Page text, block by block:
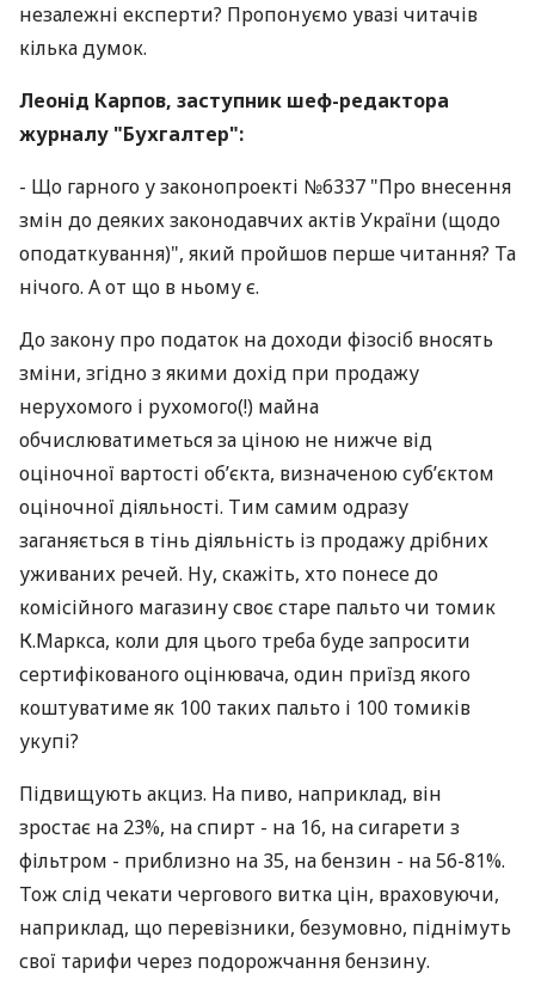
незалежні експерти? Пропонуємо увазі читачів
кілька думок.
Леонід Карпов, заступник шеф-редактора
журналу "Бухгалтер":
- Що гарного у законопроекті №6337 "Про внесення
змін до деяких законодавчих актів України (щодо
оподаткування)", який пройшов перше читання? Та
нічого. А от що в ньому є.
До закону про податок на доходи фізосіб вносять
зміни, згідно з якими дохід при продажу
нерухомого і рухомого(!) майна
обчислюватиметься за ціною не нижче від
оціночної вартості об’єкта, визначеною суб’єктом
оціночної діяльності. Тим самим одразу
заганяється в тінь діяльність із продажу дрібних
уживаних речей. Ну, скажіть, хто понесе до
комісійного магазину своє старе пальто чи томик
К.Маркса, коли для цього треба буде запросити
сертифікованого оцінювача, один приїзд якого
коштуватиме як 100 таких пальто і 100 томиків
укупі?
Підвищують акциз. На пиво, наприклад, він
зростає на 23%, на спирт - на 16, на сигарети з
фільтром - приблизно на 35, на бензин - на 56-81%.
Тож слід чекати чергового витка цін, враховуючи,
наприклад, що перевізники, безумовно, піднімуть
свої тарифи через подорожчання бензину.